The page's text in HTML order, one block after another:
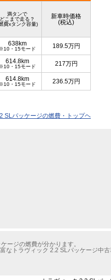
満タンで
どこまで走る？
費xタンク容量)
新車時価格
(税込)
638km
・15モード 189.5万円
614.8km
・15モード 217万円
614.8km
・15モード 236.5万円
SLパッケージの燃費・トップヘ
ージの燃費が分かります。
トラヴィック 2.2 SLパッケージ中